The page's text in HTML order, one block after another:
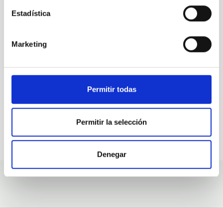
Estadística
Marketing
Permitir todas
Permitir la selección
Denegar
looking for people with
talent.